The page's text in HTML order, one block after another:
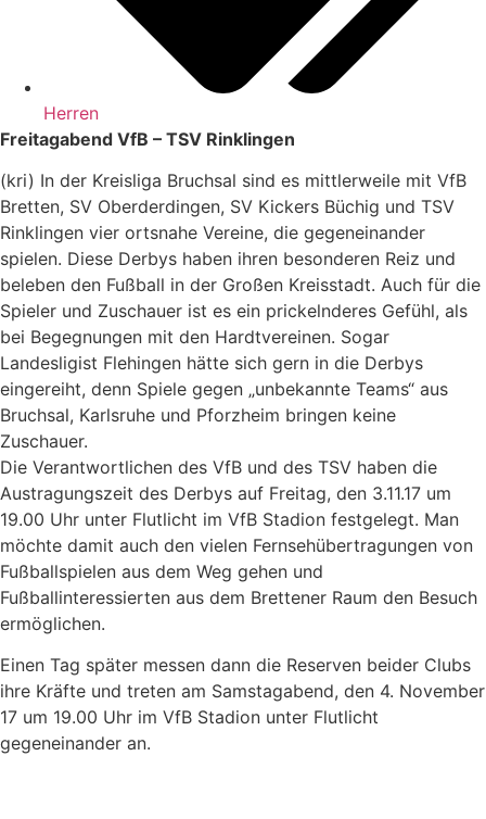
Herren
Freitagabend VfB – TSV Rinklingen
(kri) In der Kreisliga Bruchsal sind es mittlerweile mit VfB
Bretten, SV Oberderdingen, SV Kickers Büchig und TSV
Rinklingen vier ortsnahe Vereine, die gegeneinander
spielen. Diese Derbys haben ihren besonderen Reiz und
beleben den Fußball in der Großen Kreisstadt. Auch für die
Spieler und Zuschauer ist es ein prickelnderes Gefühl, als
bei Begegnungen mit den Hardtvereinen. Sogar
Landesligist Flehingen hätte sich gern in die Derbys
eingereiht, denn Spiele gegen „unbekannte Teams“ aus
Bruchsal, Karlsruhe und Pforzheim bringen keine
Zuschauer.
Die Verantwortlichen des VfB und des TSV haben die
Austragungszeit des Derbys auf Freitag, den 3.11.17 um
19.00 Uhr unter Flutlicht im VfB Stadion festgelegt. Man
möchte damit auch den vielen Fernsehübertragungen von
Fußballspielen aus dem Weg gehen und
Fußballinteressierten aus dem Brettener Raum den Besuch
ermöglichen.
Einen Tag später messen dann die Reserven beider Clubs
ihre Kräfte und treten am Samstagabend, den 4. November
17 um 19.00 Uhr im VfB Stadion unter Flutlicht
gegeneinander an.